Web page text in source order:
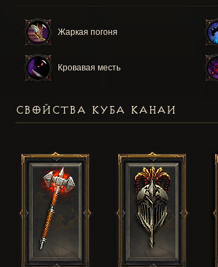
Жаркая погоня
Кровавая месть
СВОЙСТВА КУБА КАНАИ